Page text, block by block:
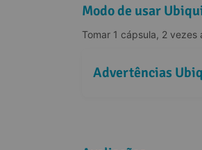
Modo de usar
Tomar 1 cápsula, 2 vezes
Advertências